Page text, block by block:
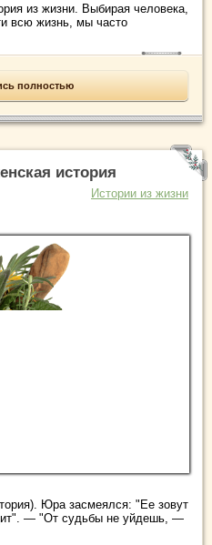
из жизни. Выбирая человека,
всю жизнь, мы часто
полностью
история
Истории из жизни
Юра засмеялся: "Ее зовут
— "От судьбы не уйдешь, —